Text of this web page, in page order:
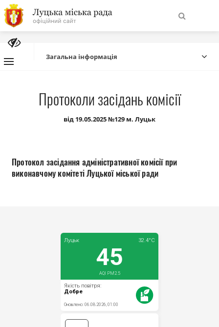
На
головну
сайту
Про місто
Міська влада
Бюджет
Документи
Загальна інформація
Протоколи засідань комісії
від 19.05.2025 №129 м. Луцьк
Протокол засідання адміністративної комісії при
виконавчому комітеті Луцької міської ради